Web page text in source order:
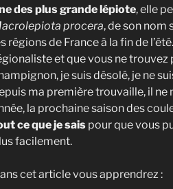
des plus grande lépiote, elle
procera, de son
régions de France à la fin de
et que vous ne
je suis désolé, je ne
ma première trouvaille, il ne
la prochaine saison des
ce que je sais pour que vous
facilement.
cet article vous apprendrez :